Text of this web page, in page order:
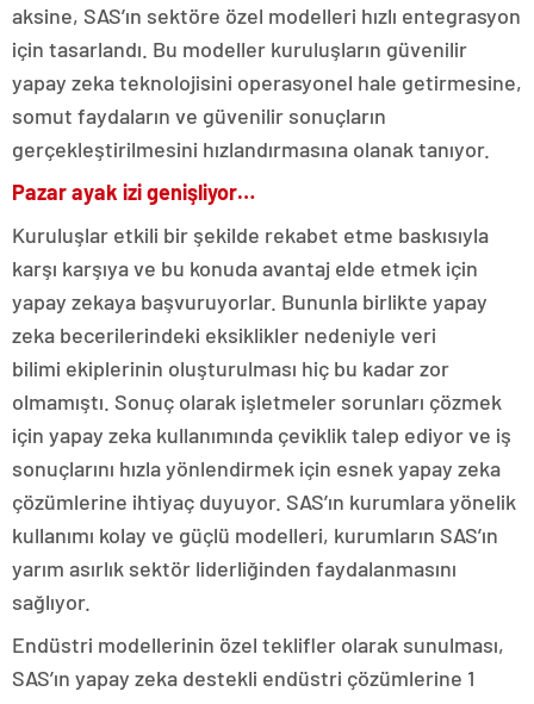
aksine, SAS’ın sektöre özel modelleri hızlı entegrasyon
için tasarlandı. Bu modeller kuruluşların güvenilir
yapay zeka teknolojisini operasyonel hale getirmesine,
somut faydaların ve güvenilir sonuçların
gerçekleştirilmesini hızlandırmasına olanak tanıyor.
Pazar ayak izi genişliyor…
Kuruluşlar etkili bir şekilde rekabet etme baskısıyla
karşı karşıya ve bu konuda avantaj elde etmek için
yapay zekaya başvuruyorlar. Bununla birlikte yapay
zeka becerilerindeki eksiklikler nedeniyle veri
bilimi ekiplerinin oluşturulması hiç bu kadar zor
olmamıştı. Sonuç olarak işletmeler sorunları çözmek
için yapay zeka kullanımında çeviklik talep ediyor ve iş
sonuçlarını hızla yönlendirmek için esnek yapay zeka
çözümlerine ihtiyaç duyuyor. SAS’ın kurumlara yönelik
kullanımı kolay ve güçlü modelleri, kurumların SAS’ın
yarım asırlık sektör liderliğinden faydalanmasını
sağlıyor.
Endüstri modellerinin özel teklifler olarak sunulması,
SAS’ın yapay zeka destekli endüstri çözümlerine 1